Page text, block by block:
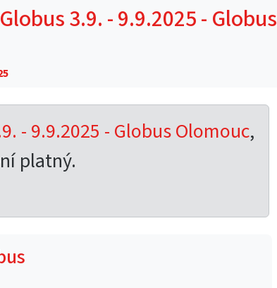
3.9. - 9.9.2025 - Globus
- 9.9.2025 - Globus Olomouc,
platný.